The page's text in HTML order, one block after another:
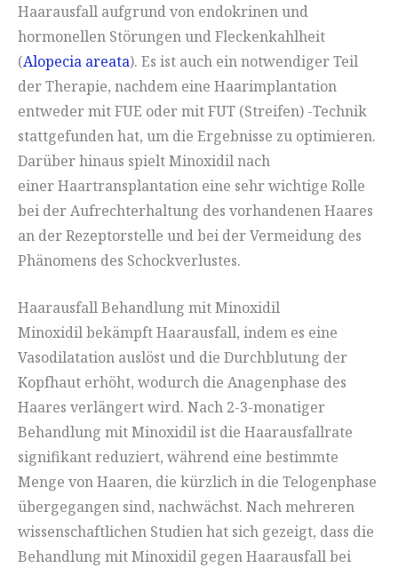
Haarausfall aufgrund von endokrinen und
hormonellen Störungen und Fleckenkahlheit
(Alopecia areata). Es ist auch ein notwendiger Teil
der Therapie, nachdem eine Haarimplantation
entweder mit FUE oder mit FUT (Streifen) -Technik
stattgefunden hat, um die Ergebnisse zu optimieren.
Darüber hinaus spielt Minoxidil nach
einer Haartransplantation eine sehr wichtige Rolle
bei der Aufrechterhaltung des vorhandenen Haares
an der Rezeptorstelle und bei der Vermeidung des
Phänomens des Schockverlustes.
Haarausfall Behandlung mit Minoxidil
Minoxidil bekämpft Haarausfall, indem es eine
Vasodilatation auslöst und die Durchblutung der
Kopfhaut erhöht, wodurch die Anagenphase des
Haares verlängert wird. Nach 2-3-monatiger
Behandlung mit Minoxidil ist die Haarausfallrate
signifikant reduziert, während eine bestimmte
Menge von Haaren, die kürzlich in die Telogenphase
übergegangen sind, nachwächst. Nach mehreren
wissenschaftlichen Studien hat sich gezeigt, dass die
Behandlung mit Minoxidil gegen Haarausfall bei